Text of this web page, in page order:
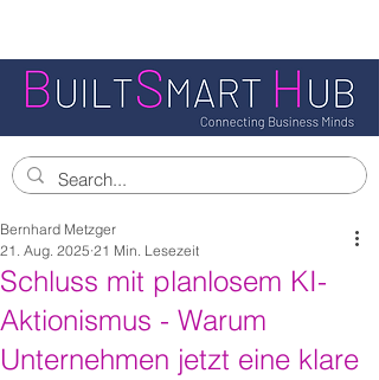
Schluss mit planlosem KI-
Aktionismus - Warum
Unternehmen jetzt eine klare
Bernhard Metzger
21. Aug. 2025 21 Min. Lesezeit